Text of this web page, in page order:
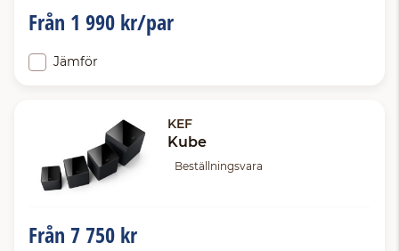
Från 1 990 kr/par
Jämför
KEF
Kube
Beställningsvara
Från 7 750 kr